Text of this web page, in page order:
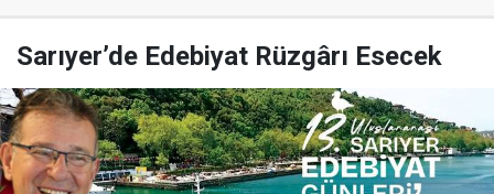
Sarıyer’de Edebiyat Rüzgârı Esecek